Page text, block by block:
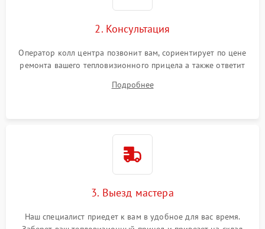
2. Консультация
Оператор колл центра позвонит вам, сориентирует по цене
ремонта вашего тепловизионного прицела а также ответит
Подробнее
3. Выезд мастера
Наш специалист приедет к вам в удобное для вас время.